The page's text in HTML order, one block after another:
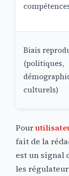
Biais
(politiques,
culturels)
Pour
fait de la
est un signal
les